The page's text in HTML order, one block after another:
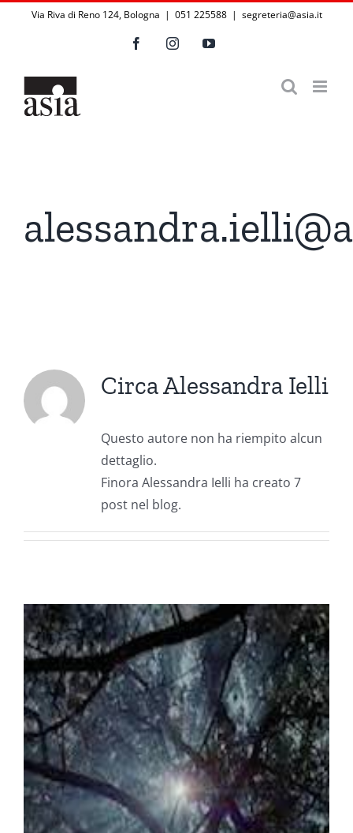
Via Riva di Reno 124, Bologna | 051 225588 | segreteria@asia.it
FacebookInstagramYouTube
CircaAlessandra Ielli
Questo autore non ha riempito alcun
dettaglio.
Finora Alessandra Ielli ha creato 7
post nel blog.